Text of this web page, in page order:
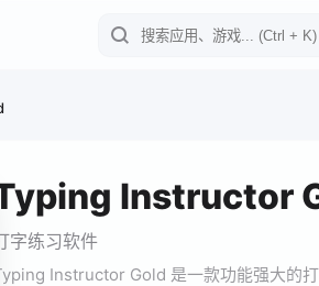
Instructor
字练习软件
Instructor Gold 是一款功能强大的